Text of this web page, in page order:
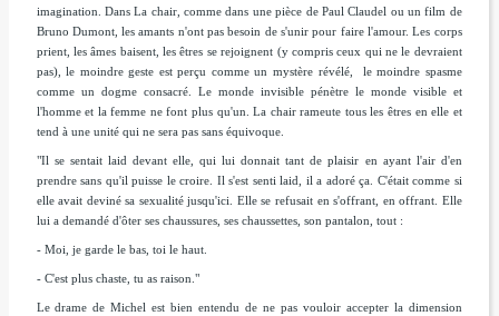
imagination. DansLa chair, comme dans une pièce de Paul Claudel ou un film de
Bruno Dumont, les amants n'ont pas besoin de s'unir pour faire l'amour. Les corps
prient, les âmes baisent, les êtres se rejoignent (y compris ceux qui ne le devraient
pas), le moindre geste est perçu comme un mystère révélé, le moindre spasme
comme un dogme consacré. Le monde invisible pénètre le monde visible et
l'homme et la femme ne font plus qu'un. La chair rameute tous les êtres en elle et
tend à une unité qui ne sera pas sans équivoque.
"Il se sentait laid devant elle, qui lui donnait tant de plaisir en ayant l'air d'en
prendre sans qu'il puisse le croire. Il s'est senti laid, il a adoré ça. C'était comme si
elle avait deviné sa sexualité jusqu'ici. Elle se refusait en s'offrant, en offrant. Elle
lui a demandé d'ôter ses chaussures, ses chaussettes, son pantalon, tout :
- Moi, je garde le bas, toi le haut.
- C'est plus chaste, tu as raison."
Le drame de Michel est bien entendu de ne pas vouloir accepter la dimension